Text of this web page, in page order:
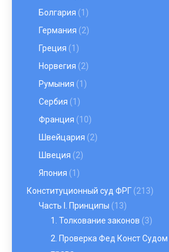
Болгария (1)
Германия (2)
Греция (1)
Норвегия (2)
Румыния (1)
Сербия (1)
Франция (10)
Швейцария (2)
Швеция (2)
Япония (1)
Конституционный суд ФРГ (213)
Часть I. Принципы (13)
1. Толкование законов (3)
2. Проверка Фед Конст